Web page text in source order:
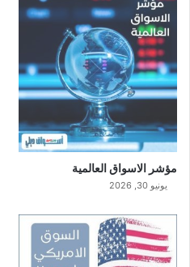
مؤشر الاسواق العالمية
يونيو 30, 2026